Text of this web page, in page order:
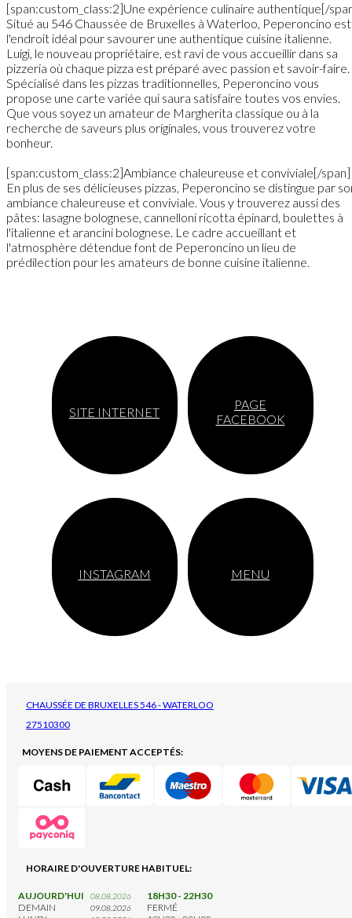
[span:custom_class:2]Une expérience culinaire authentique[/
Situé au 546 Chaussée de Bruxelles à Waterloo, Peperoncino est
l'endroit idéal pour savourer une authentique cuisine italienne.
Luigi, le nouveau propriétaire, est ravi de vous accueillir dans sa
pizzeria où chaque pizza est préparé avec passion et savoir-faire.
Spécialisé dans les pizzas traditionnelles, Peperoncino vous
propose une carte variée qui saura satisfaire toutes vos envies.
Que vous soyez un amateur de Margherita classique ou à la
recherche de saveurs plus originales, vous trouverez votre
bonheur.
[span:custom_class:2]Ambiance chaleureuse et conviviale[/span]
En plus de ses délicieuses pizzas, Peperoncino se distingue par
ambiance chaleureuse et conviviale. Vous y trouverez aussi des
pâtes: lasagne bolognese, cannelloni ricotta épinard, boulettes à
l'italienne et arancini bolognese. Le cadre accueillant et
l'atmosphère détendue font de Peperoncino un lieu de
prédilection pour les amateurs de bonne cuisine italienne.
SITE INTERNET
PAGE
FACEBOOK
INSTAGRAM MENU
CHAUSSÉE DE BRUXELLES 546 - WATERLOO
27510300
MOYENS DE PAIEMENT ACCEPTÉS:
HORAIRE D'OUVERTURE HABITUEL:
AUJOURD'HUI 08.08.2026
18H30 - 22H30
DEMAIN
09.08.2026
FERMÉ